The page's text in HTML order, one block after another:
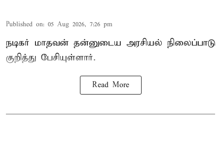
Published on: 05 Aug 2026, 7:26 pm
நடிகர் மாதவன் தன்னுடைய அரசியல் நிலைப்பாடு
குறித்து பேசியுள்ளார்.
Read More